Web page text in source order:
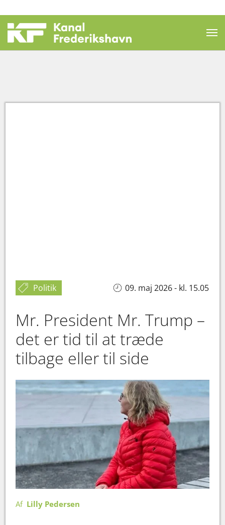
Politik 09. maj 2026 - kl. 15.05
Mr. President Mr. Trump –
det er tid til at træde
tilbage eller til side
Af Lilly Pedersen